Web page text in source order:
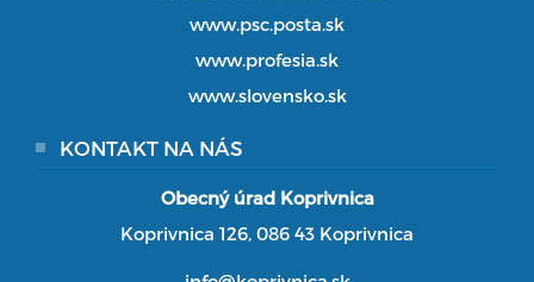
www.psc.posta.sk
www.profesia.sk
www.slovensko.sk
KONTAKT NA NÁS
Obecný úrad Koprivnica
Koprivnica 126, 086 43 Koprivnica